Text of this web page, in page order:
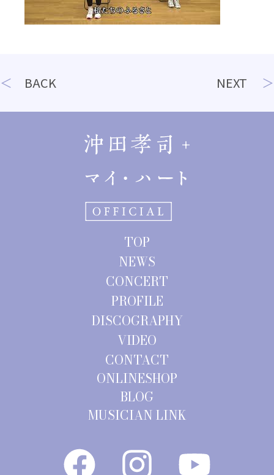
投
稿
BACK NEXT
TOP
NEWS
CONCERT
PROFILE
DISCOGRAPHY
VIDEO
CONTACT
ONLINESHOP
BLOG
MUSICIAN LINK